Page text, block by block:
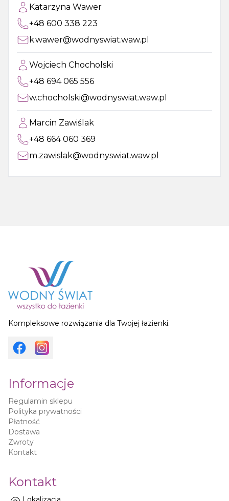
Katarzyna Wawer
+48 600 338 223
k.wawer@wodnyswiat.waw.pl
Wojciech Chocholski
+48 694 065 556
w.chocholski@wodnyswiat.waw.pl
Marcin Zawiślak
+48 664 060 369
m.zawislak@wodnyswiat.waw.pl
Kompleksowe rozwiązania dla Twojej łazienki.
Informacje
Regulamin sklepu
Polityka prywatności
Płatność
Dostawa
Zwroty
Kontakt
Kontakt